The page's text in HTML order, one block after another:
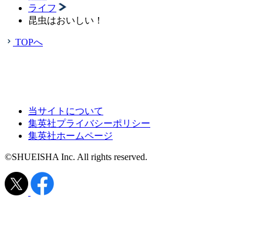
ライフ
昆虫はおいしい！
TOPへ
当サイトについて
集英社プライバシーポリシー
集英社ホームページ
©SHUEISHA Inc. All rights reserved.